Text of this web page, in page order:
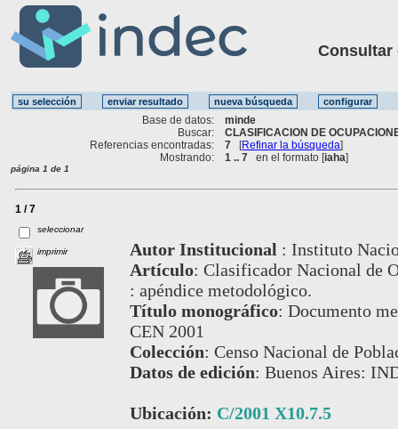
Consultar
Base de datos:
minde
Buscar:
CLASIFICACION DE
Referencias encontradas:
7 [Refinar la búsqueda]
Mostrando:
1 .. 7 en el formato [iaha]
página 1 de 1
1 / 7
seleccionar
imprimir Autor Institucional : Instituto
Artículo: Clasificador Nacional de
: apéndice metodológico.
Título monográfico: Documento
CEN 2001
Colección: Censo Nacional de
Datos de edición: Buenos Aires:
Ubicación: C/2001 X10.7.5